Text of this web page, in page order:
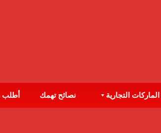
الماركات التجارية نصائح تهمك